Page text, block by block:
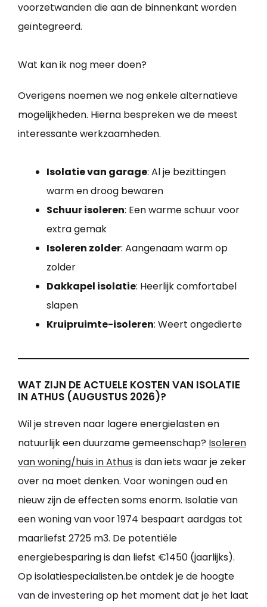
voorzetwanden die aan de binnenkant worden
geïntegreerd.
Wat kan ik nog meer doen?
Overigens noemen we nog enkele alternatieve
mogelijkheden. Hierna bespreken we de meest
interessante werkzaamheden.
Isolatie van garage: Al je bezittingen
warm en droog bewaren
Schuur isoleren: Een warme schuur voor
extra gemak
Isoleren zolder: Aangenaam warm op
zolder
Dakkapel isolatie: Heerlijk comfortabel
slapen
Kruipruimte-isoleren: Weert ongedierte
WAT ZIJN DE ACTUELE KOSTEN VAN ISOLATIE
IN ATHUS (AUGUSTUS 2026)?
Wil je streven naar lagere energielasten en
natuurlijk een duurzame gemeenschap? Isoleren
van woning/huis in Athusis dan iets waar je zeker
over na moet denken. Voor woningen oud en
nieuw zijn de effecten soms enorm. Isolatie van
een woning van voor 1974 bespaart aardgas tot
maarliefst 2725 m3. De potentiële
energiebesparing is dan liefst €1450 (jaarlijks).
Op isolatiespecialisten.be ontdek je de hoogte
van de investering op het moment dat je het laat